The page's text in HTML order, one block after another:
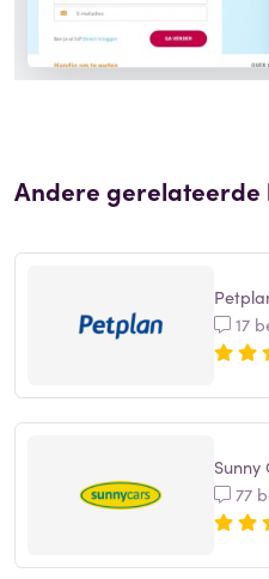
Andere gerelateerde
17
Sunny
77